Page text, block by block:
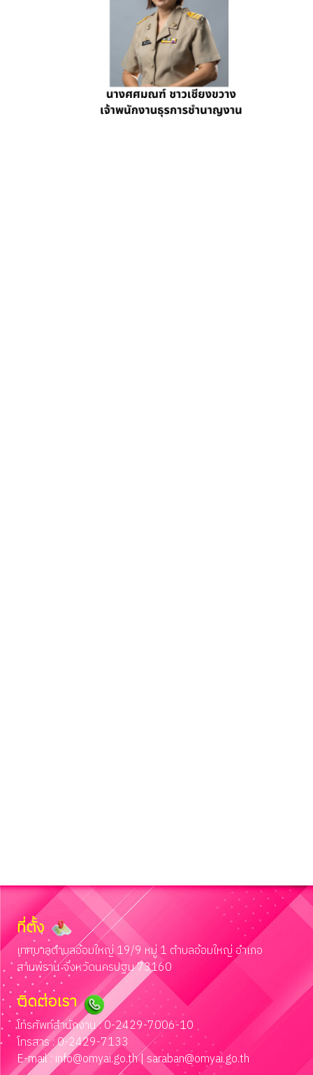
ที่ตั้ง
เทศบาลตำบลอ้อมใหญ่ 19/9 หมู่ 1 ตำบลอ้อมใหญ่ อำเภอ
สามพราน จังหวัดนครปฐม 73160
ติดต่อเรา
โทรศัพท์สำนักงาน : 0-2429-7006-10
โทรสาร : 0-2429-7133
E-mail : info@omyai.go.th| saraban@omyai.go.th